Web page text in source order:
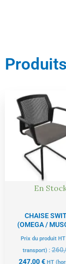
En
CHAISE
(OMEGA /
Prix du produit
transport) :
247,00€
Le
prix
actuel
247,00
HT